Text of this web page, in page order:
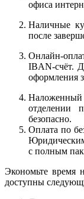
офиса
Наличные
после
Онлайн-
IBAN-счёт.
оформления
Наложенный
отделении
безопасно.
Оплата по
с полным
Экономьте время
доступны